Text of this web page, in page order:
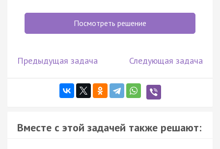
Посмотреть решение
Предыдущая задача Следующая задача
Вместе с этой задачей также решают: